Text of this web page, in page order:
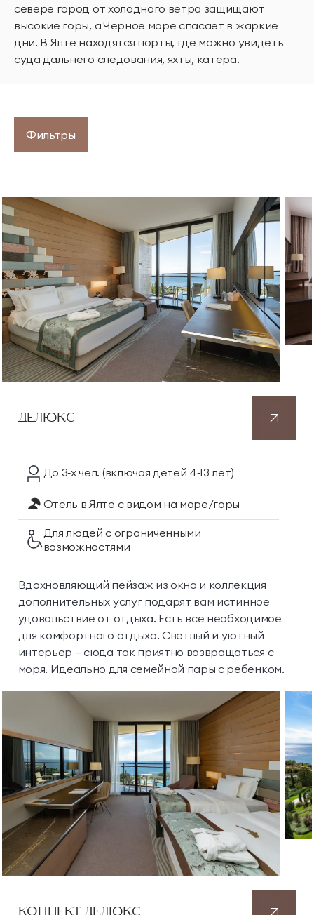
севере город от холодного ветра защищают
высокие горы, а Черное море спасает в жаркие
дни. В Ялте находятся порты, где можно увидеть
суда дальнего следования, яхты, катера.
Фильтры
ДЕЛЮКС
До 3‑х чел. (включая детей 4‑13 лет)
Отель в Ялте с видом на море/горы
Для людей с ограниченными
возможностями
Вдохновляющий пейзаж из окна и коллекция
дополнительных услугподарят вам истинное
удовольствие от отдыха. Есть все необходимое
для комфортного отдыха. Светлый и уютный
интерьер — сюда так приятно возвращаться с
моря. Идеально для семейной пары с ребенком.
КОННЕКТ ДЕЛЮКС